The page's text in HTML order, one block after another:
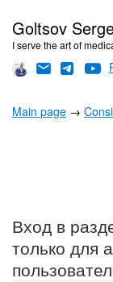
Goltsov
I serve the art of
Main page →
Вход в
только для